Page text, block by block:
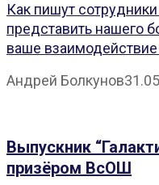
Как пишут
представить нашего
ваше взаимодействие
Андрей Болкунов
Выпускник
призёром ВсОШ